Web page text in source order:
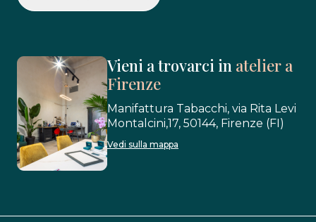
Vieni a trovarci in atelier a
Firenze
Manifattura Tabacchi, via Rita Levi
Montalcini,17, 50144, Firenze (FI)
Vedi sulla mappa